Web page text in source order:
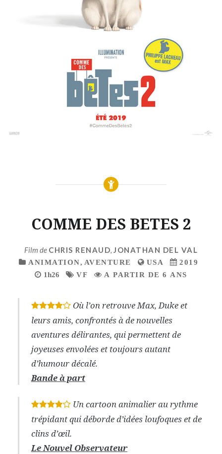
COMME DES BETES 2
Film de CHRIS RENAUD, JONATHAN DEL VAL
ANIMATION, AVENTURE USA
2019
1h26
VF A PARTIR DE 6 ANS
* * * *
Où l’on retrouve Max, Duke et
leurs amis, confrontés à de nouvelles
aventures délirantes, qui permettent de
joyeuses envolées et toujours autant
d’humour décalé.
Bande à part
* * * *
Un cartoon animalier au rythme
trépidant qui déborde d’idées loufoques et de
clins d’œil.
Le Nouvel Observateur